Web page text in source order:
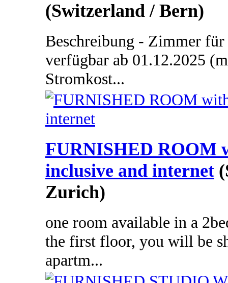
(Switzerland / Bern)
Beschreibung - Zimmer
verfügbar ab 01.12.2025
Stromkost...
FURNISHED ROOM
inclusive and internet
Zurich)
one room available in a
the first floor, you will be
apartm...